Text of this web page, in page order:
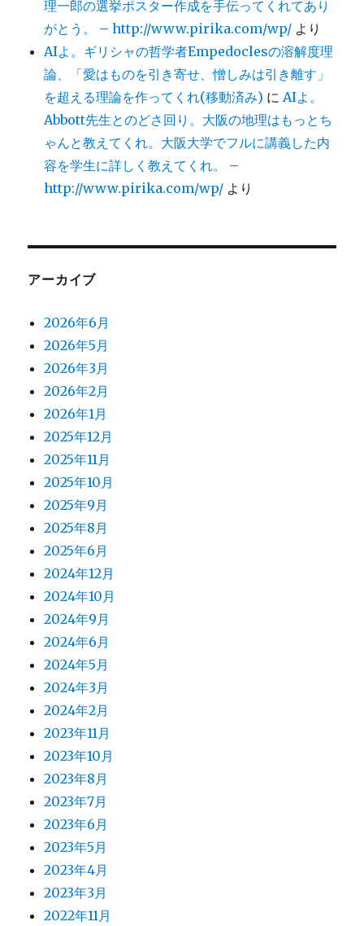
理一郎の選挙ポスター作成を手伝ってくれてあり
がとう。 – http://www.pirika.com/wp/ より
AIよ。ギリシャの哲学者Empedoclesの溶解度理
論、「愛はものを引き寄せ、憎しみは引き離す」
を超える理論を作ってくれ(移動済み) に AIよ。
Abbott先生とのどさ回り。大阪の地理はもっとち
ゃんと教えてくれ。大阪大学でフルに講義した内
容を学生に詳しく教えてくれ。 –
http://www.pirika.com/wp/ より
アーカイブ
2026年6月
2026年5月
2026年3月
2026年2月
2026年1月
2025年12月
2025年11月
2025年10月
2025年9月
2025年8月
2025年6月
2024年12月
2024年10月
2024年9月
2024年6月
2024年5月
2024年3月
2024年2月
2023年11月
2023年10月
2023年8月
2023年7月
2023年6月
2023年5月
2023年4月
2023年3月
2022年11月